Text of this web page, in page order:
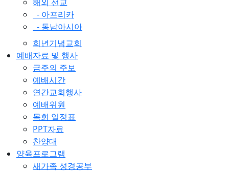
- 아프리카
- 동남아시아
희년기념교회
예배자료 및 행사
금주의 주보
예배시간
연간교회행사
예배위원
목회 일정표
PPT자료
찬양대
양육프로그램
새가족 성경공부